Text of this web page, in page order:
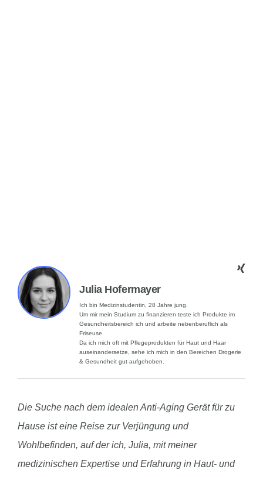
Julia Hofermayer
Ich bin Medizinstudentin, 28 Jahre jung.
Um mir mein Studium zu finanzieren teste ich Produkte im
Gesundheitsbereich ich und arbeite nebenberuflich als
Friseuse.
Da ich mich oft mit Pflegeprodukten für Haut und Haar
auseinandersetze, sehe ich mich in den Bereichen Drogerie
& Gesundheit gut aufgehoben.
Die Suche nach dem idealen Anti-Aging Gerät für zu
Hause ist eine Reise zur Verjüngung und
Wohlbefinden, auf der ich, Julia, mit meiner
medizinischen Expertise und Erfahrung in Haut- und